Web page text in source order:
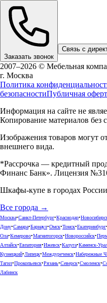
Заказать звонок
Связь с
2007–2026 © Мебельная
г. Москва
Политика
безопасностиПубличная
Информация на сайте не
Копирование материалов без
Изображения товаров могут
внешнего вида.
*Рассрочка — кредитный
Финанс Банк». Лицензия
Шкафы-купе в городах
Все города →
Москва•Санкт-Петербург•Краснодар•
Дону•Самара•Барнаул•Омск•Томск•Екатеринбург•
Ола•Кемерово•Магнитогорск•Новороссийск•
Алтайск•Евпатория•Ижевск•Калуга•Каменск-
Кузнецкий•Липецк•Междуреченск•Набережные
Тагил•Прокопьевск•Рязань•Северск•Смоленск•
Лабинск